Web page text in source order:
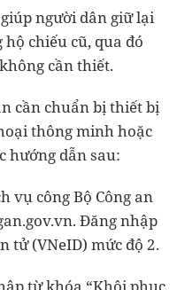
người dân giữ lại
chiếu cũ, qua đó
cần thiết.
cần chuẩn bị thiết bị
thông minh hoặc
hướng dẫn sau:
vụ công Bộ Công an
Đăng nhập
tử (VNeID) mức độ 2.
từ khóa “Khôi phục